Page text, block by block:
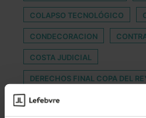
COLAPSO TECNOLÓGICO
CONDECORACION
COSTA JUDICIAL
DERECHOS FINAL COPA DEL
ESCUELA DE VERANO DEL